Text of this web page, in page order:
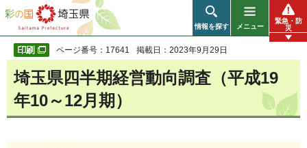
彩の国 埼玉県
情報を探す メニュー
緊急・防
災
ページ番号：17641 掲載日：2023年9月29日
埼玉県四半期経営動向調査（平成19
年10～12月期）